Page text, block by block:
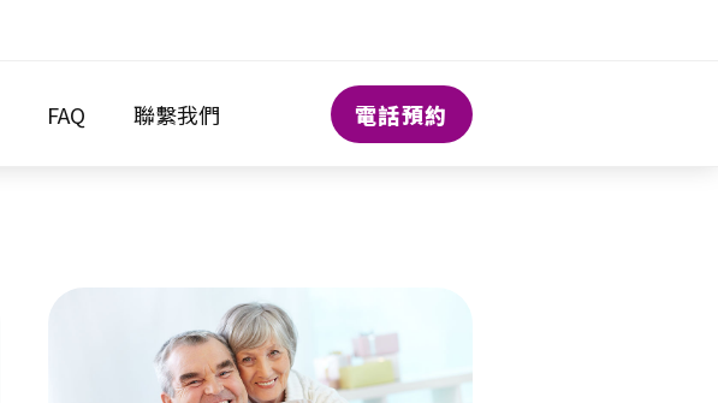
FAQ 聯繫我們 電話預約